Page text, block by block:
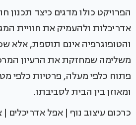
הפרויקט כולו מדגים כיצד תכנון
אדריכלות ולהעמיק את חוויית
והטופוגרפיה אינם תוספת, אלא
משלימה שמחזקת את הרעיון
פתוח כלפי מעלה, פרטיות כלפי
ומאוזן בין הבית לסביבתו.
כרכום עיצוב נוף | אפל